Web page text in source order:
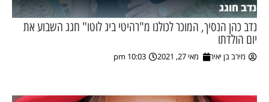
נדב חוגג
נדב כהן הנסיך, המוכר לכולנו מ"רהיטי ביג לוטו" חגג השבוע את
יום הולדתו
מירב בן יאיר מאי 27, 2021 10:03 pm